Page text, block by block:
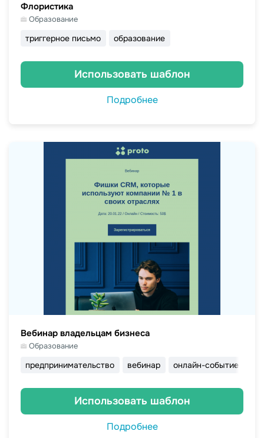
Флористика
Образование
триггерное письмо образование
Использовать шаблон
Подробнее
Вебинар владельцам бизнеса
Образование
предпринимательство вебинар онлайн-событие
Использовать шаблон
Подробнее